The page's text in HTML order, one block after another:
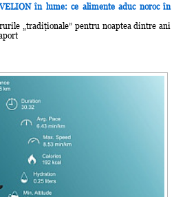
în lume: ce alimente aduc noroc în
„tradiţionale” pentru noaptea dintre ani